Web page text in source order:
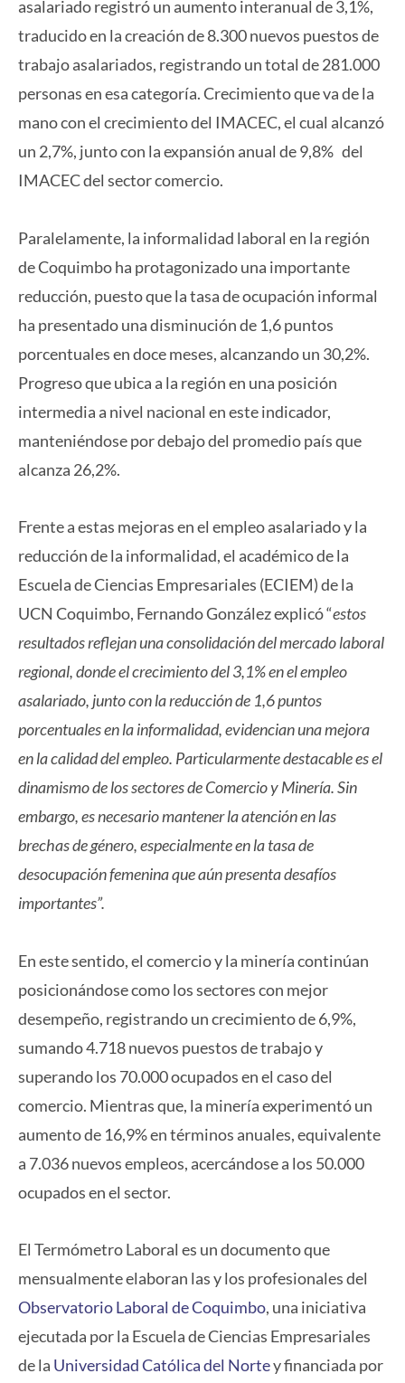
asalariado registró un aumento interanual de 3,1%,
traducido en la creación de 8.300 nuevos puestos de
trabajo asalariados, registrando un total de 281.000
personas en esa categoría. Crecimiento que va de la
mano con el crecimiento del IMACEC, el cual alcanzó
un 2,7%, junto con la expansión anual de 9,8% del
IMACEC del sector comercio.
Paralelamente, la informalidad laboral en la región
de Coquimbo ha protagonizado una importante
reducción, puesto que la tasa de ocupación informal
ha presentado una disminución de 1,6 puntos
porcentuales en doce meses, alcanzando un 30,2%.
Progreso que ubica a la región en una posición
intermedia a nivel nacional en este indicador,
manteniéndose por debajo del promedio país que
alcanza 26,2%.
Frente a estas mejoras en el empleo asalariado y la
reducción de la informalidad, el académico de la
Escuela de Ciencias Empresariales (ECIEM) de la
UCN Coquimbo, Fernando González explicó “estos
resultados reflejan una consolidación del mercado laboral
regional, donde el crecimiento del 3,1% en el empleo
asalariado, junto con la reducción de 1,6 puntos
porcentuales en la informalidad, evidencian una mejora
en la calidad del empleo. Particularmente destacable es el
dinamismo de los sectores de Comercio y Minería. Sin
embargo, es necesario mantener la atención en las
brechas de género, especialmente en la tasa de
desocupación femenina que aún presenta desafíos
importantes”.
En este sentido, el comercio y la minería continúan
posicionándose como los sectores con mejor
desempeño, registrando un crecimiento de 6,9%,
sumando 4.718 nuevos puestos de trabajo y
superando los 70.000 ocupados en el caso del
comercio. Mientras que, la minería experimentó un
aumento de 16,9% en términos anuales, equivalente
a 7.036 nuevos empleos, acercándose a los 50.000
ocupados en el sector.
El Termómetro Laboral es un documento que
mensualmente elaboran las y los profesionales del
Observatorio Laboral de Coquimbo, una iniciativa
ejecutada por la Escuela de Ciencias Empresariales
de la Universidad Católica del Nortey financiada por